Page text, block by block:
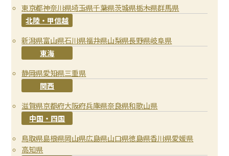
東京都神奈川県埼玉県千葉県茨城県栃木県群馬県
北陸・甲信越
新潟県富山県石川県福井県山梨県長野県岐阜県
東海
静岡県愛知県三重県
関西
滋賀県京都府大阪府兵庫県奈良県和歌山県
中国・四国
鳥取県島根県岡山県広島県山口県徳島県香川県愛媛県
高知県